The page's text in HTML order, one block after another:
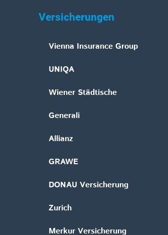
Versicherungen
Vienna Insurance Group
UNIQA
Wiener Städtische
Generali
Allianz
GRAWE
DONAU Versicherung
Zurich
Merkur Versicherung